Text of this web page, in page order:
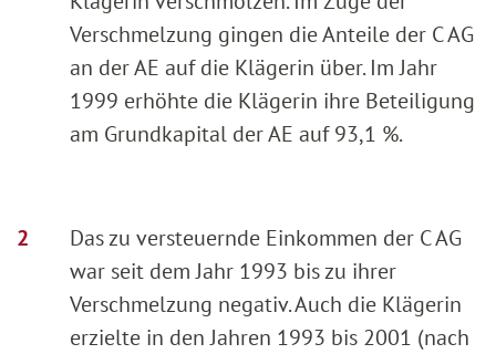
Verschmelzung gingen die Anteile der C AG
an der AE auf die Klägerin über. Im Jahr
1999 erhöhte die Klägerin ihre Beteiligung
am Grundkapital der AE auf 93,1 %.
Das zu versteuernde Einkommen der C AG
war seit dem Jahr 1993 bis zu ihrer
Verschmelzung negativ. Auch die Klägerin
erzielte in den Jahren 1993 bis 2001 (nach